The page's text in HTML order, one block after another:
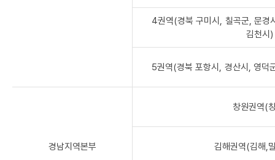
4권역(경북 구미시, 칠곡군, 문경
김천시)
5권역(경북 포항시, 경산시, 영덕
경남지역본부
창원권역(
김해권역(김해,